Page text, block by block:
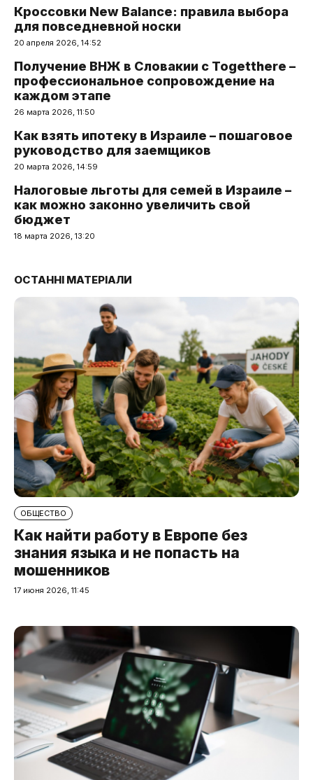
Кроссовки New Balance: правила выбора
для повседневной носки
20 апреля 2026, 14:52
Получение ВНЖ в Словакии с Togetthere –
профессиональное сопровождение на
каждом этапе
26 марта 2026, 11:50
Как взять ипотеку в Израиле – пошаговое
руководство для заемщиков
20 марта 2026, 14:59
Налоговые льготы для семей в Израиле –
как можно законно увеличить свой
бюджет
18 марта 2026, 13:20
ОСТАННІ МАТЕРІАЛИ
ОБЩЕСТВО
Как найти работу в Европе без
знания языка и не попасть на
мошенников
17 июня 2026, 11:45